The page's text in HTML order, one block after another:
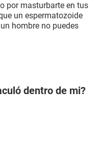
por masturbarte en tus
un espermatozoide
hombre no puedes
dentro de mi?